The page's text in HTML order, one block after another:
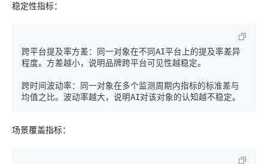
稳定性指标：
跨平台提及率方差：同一对象在不同AI平台上的提及率差异
程度。方差越小，说明品牌跨平台可见性越稳定。
跨时间波动率：同一对象在多个监测周期内指标的标准差与
场景覆盖指标：